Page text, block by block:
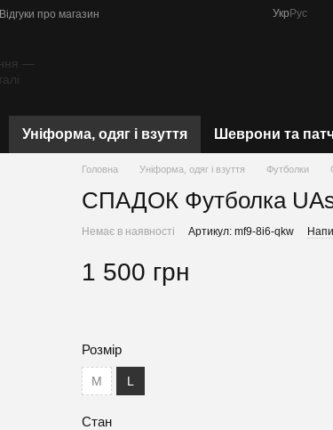
Відгуки про магазин
Укр Рус
Уніформа, одяг і взуття Шеврони та
Головна Уніформа, одяг і взуття Футболки
СПАДОК Футболка
Немає в наявності Артикул: mf9-8i6-qkw
1 500 грн
Розмір
M L
Стан